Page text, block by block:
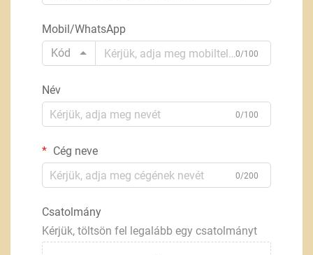
Mobil/WhatsApp
Kód
0/100
Név
0/100
Cég neve
0/200
Csatolmány
Kérjük, töltsön fel legalább egy csatolmányt